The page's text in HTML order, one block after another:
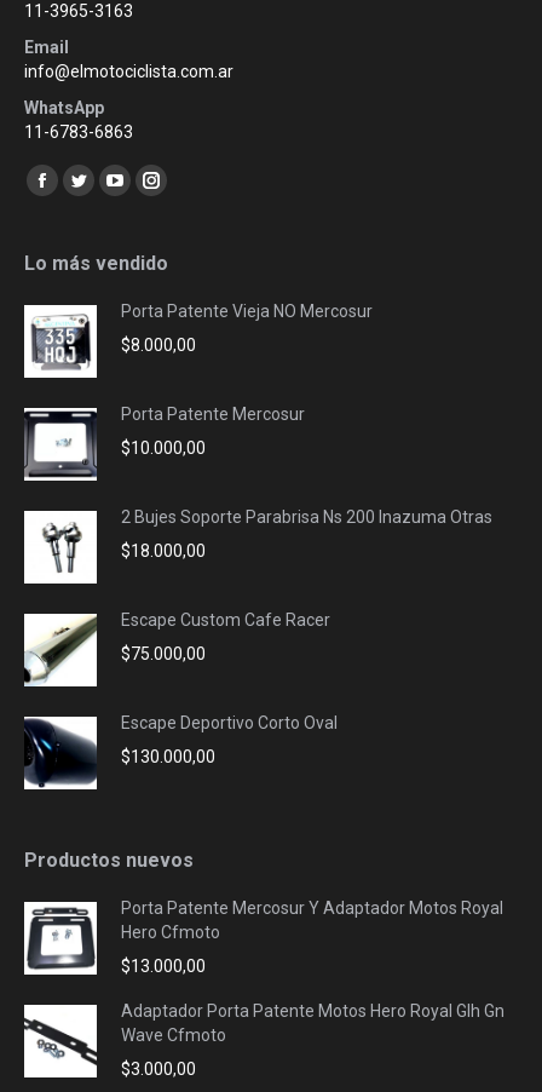
11-3965-3163
Email
info@elmotociclista.com.ar
WhatsApp
11-6783-6863
Encuéntranos en:
Facebook
opens
new
window
Twitter
opens
new
window
YouTube
opens
new
window
Instagram
opens
new
window
Lo más vendido
Porta Patente Vieja NO Mercosur
$8.000,00
Porta Patente Mercosur
$10.000,00
2 Bujes Soporte Parabrisa Ns 200 Inazuma Otras
$18.000,00
Escape Custom Cafe Racer
$75.000,00
Escape Deportivo Corto Oval
$130.000,00
Productos nuevos
Porta Patente Mercosur Y Adaptador Motos Royal
Hero Cfmoto
$13.000,00
Adaptador Porta Patente Motos Hero Royal Glh Gn
Wave Cfmoto
$3.000,00